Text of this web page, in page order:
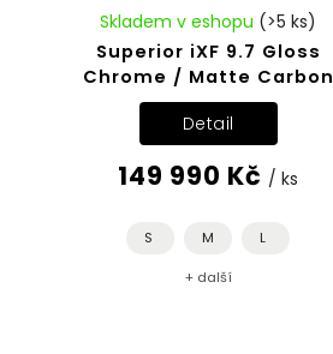
Superior iXF 9.7 Gloss
Chrome / Matte Carbon
Skladem v eshopu (>5 ks)
149 990 Kč / ks
Detail
S M L
+ další